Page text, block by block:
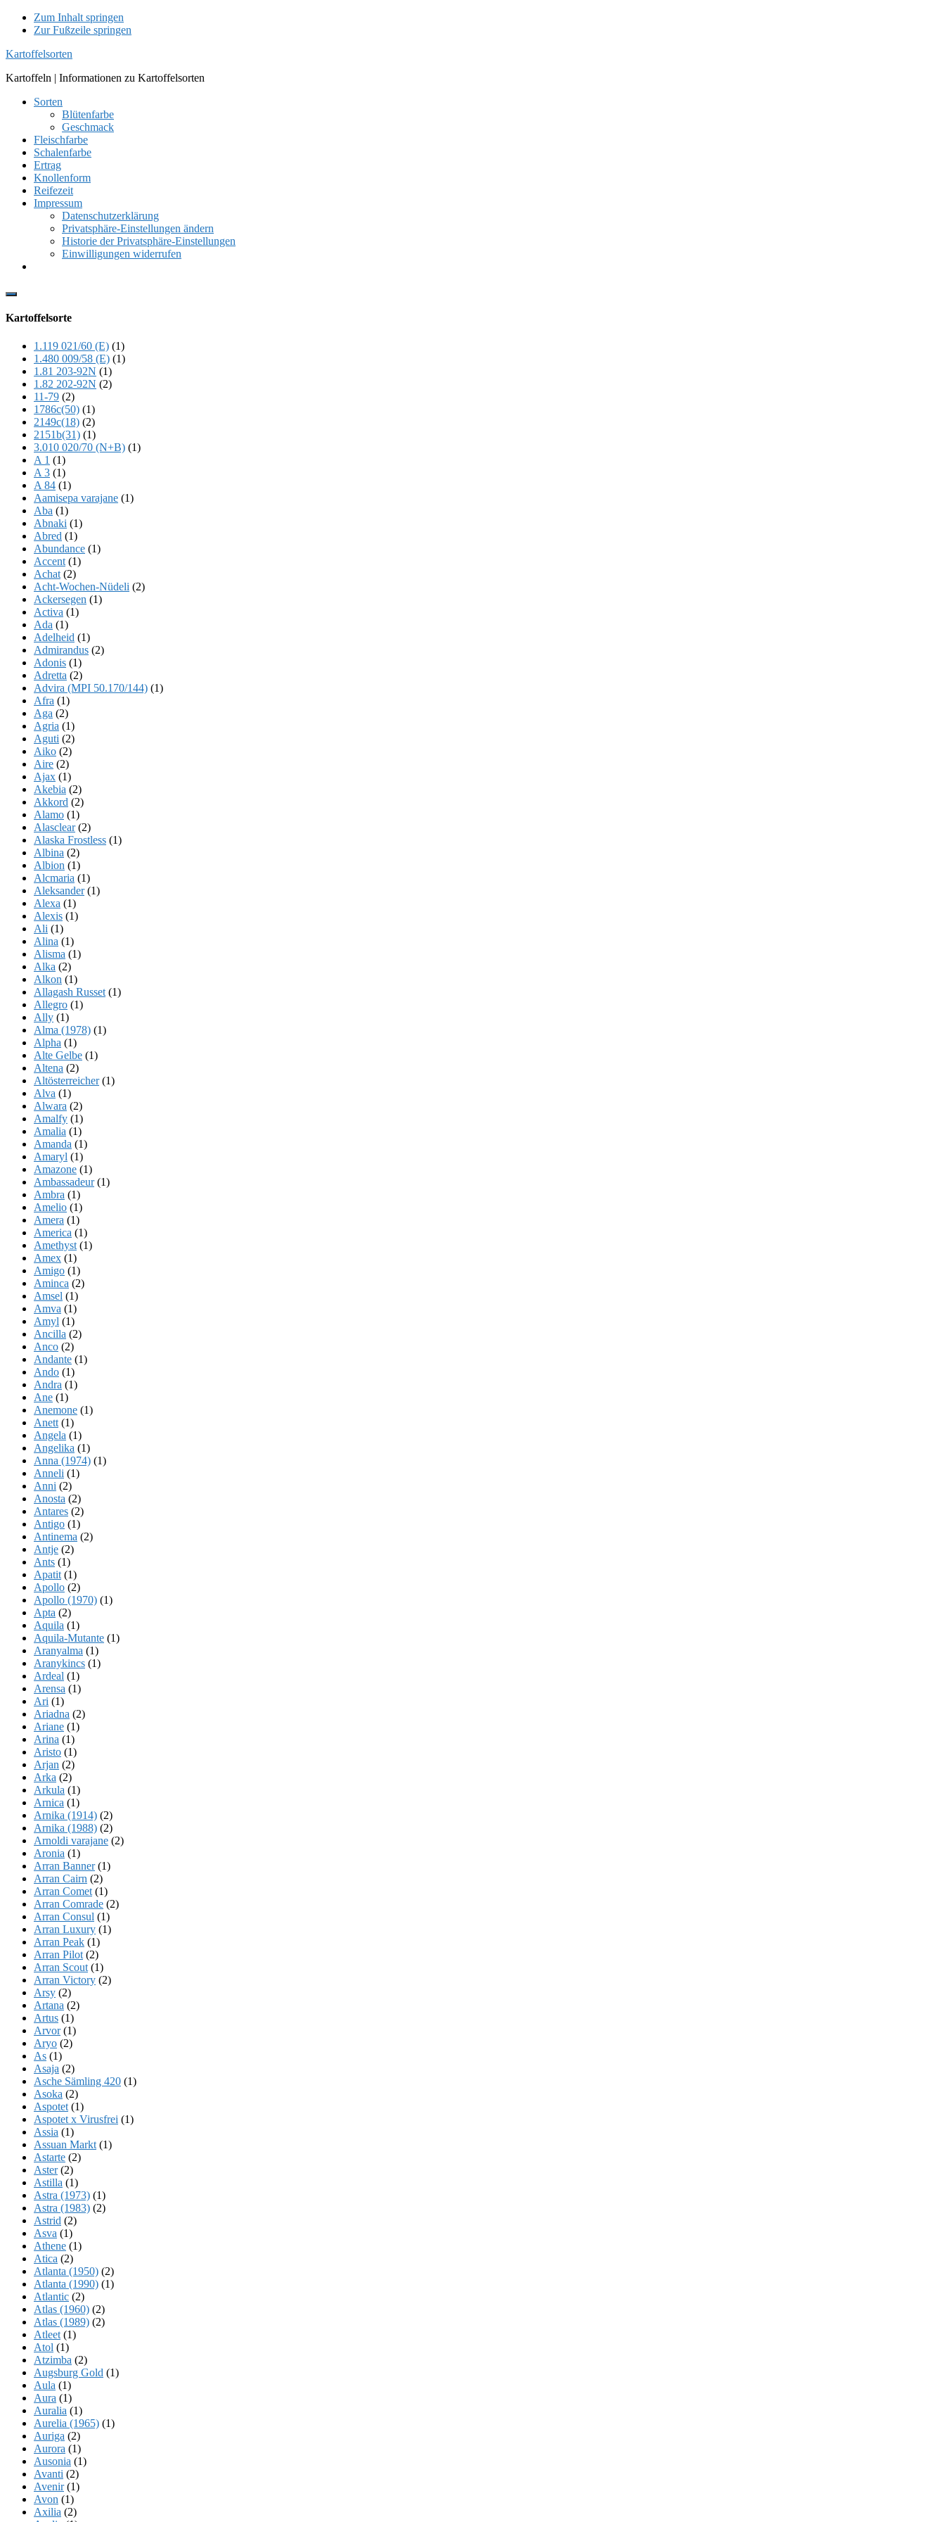
Zum Inhalt springen
Zur Fußzeile springen
Kartoffelsorten
Kartoffeln | Informationen zu Kartoffelsorten
Sorten
Blütenfarbe
Geschmack
Fleischfarbe
Schalenfarbe
Ertrag
Knollenform
Reifezeit
Impressum
Datenschutzerklärung
Privatsphäre-Einstellungen ändern
Historie der Privatsphäre-Einstellungen
Einwilligungen widerrufen
Show
Content
Kartoffelsorte
1.119 021/60 (E) (1)
1.480 009/58 (E) (1)
1.81 203-92N (1)
1.82 202-92N (2)
11-79 (2)
1786c(50) (1)
2149c(18) (2)
2151b(31) (1)
3.010 020/70 (N+B) (1)
A 1 (1)
A 3 (1)
A 84 (1)
Aamisepa varajane (1)
Aba (1)
Abnaki (1)
Abred (1)
Abundance (1)
Accent (1)
Achat (2)
Acht-Wochen-Nüdeli (2)
Ackersegen (1)
Activa (1)
Ada (1)
Adelheid (1)
Admirandus (2)
Adonis (1)
Adretta (2)
Advira (MPI 50.170/144) (1)
Afra (1)
Aga (2)
Agria (1)
Aguti (2)
Aiko (2)
Aire (2)
Ajax (1)
Akebia (2)
Akkord (2)
Alamo (1)
Alasclear(2)
Alaska Frostless (1)
Albina (2)
Albion (1)
Alcmaria (1)
Aleksander(1)
Alexa (1)
Alexis (1)
Ali (1)
Alina (1)
Alisma (1)
Alka (2)
Alkon (1)
Allagash Russet (1)
Allegro (1)
Ally (1)
Alma (1978) (1)
Alpha (1)
Alte Gelbe (1)
Altena (2)
Altösterreicher(1)
Alva (1)
Alwara (2)
Amalfy (1)
Amalia (1)
Amanda (1)
Amaryl (1)
Amazone (1)
Ambassadeur(1)
Ambra (1)
Amelio (1)
Amera (1)
America (1)
Amethyst (1)
Amex (1)
Amigo (1)
Aminca (2)
Amsel (1)
Amva (1)
Amyl (1)
Ancilla (2)
Anco (2)
Andante (1)
Ando (1)
Andra (1)
Ane (1)
Anemone (1)
Anett (1)
Angela (1)
Angelika (1)
Anna (1974) (1)
Anneli (1)
Anni (2)
Anosta (2)
Antares (2)
Antigo (1)
Antinema (2)
Antje (2)
Ants (1)
Apatit (1)
Apollo (2)
Apollo (1970) (1)
Apta (2)
Aquila (1)
Aquila-Mutante (1)
Aranyalma (1)
Aranykincs (1)
Ardeal (1)
Arensa (1)
Ari (1)
Ariadna (2)
Ariane (1)
Arina (1)
Aristo (1)
Arjan (2)
Arka (2)
Arkula (1)
Arnica (1)
Arnika (1914) (2)
Arnika (1988) (2)
Arnoldi varajane (2)
Aronia (1)
Arran Banner(1)
Arran Cairn (2)
Arran Comet (1)
Arran Comrade (2)
Arran Consul (1)
Arran Luxury (1)
Arran Peak (1)
Arran Pilot (2)
Arran Scout (1)
Arran Victory (2)
Arsy (2)
Artana (2)
Artus (1)
Arvor(1)
Aryo (2)
As (1)
Asaja (2)
Asche Sämling 420 (1)
Asoka (2)
Aspotet (1)
Aspotet x Virusfrei (1)
Assia (1)
Assuan Markt (1)
Astarte (2)
Aster(2)
Astilla (1)
Astra (1973) (1)
Astra (1983) (2)
Astrid (2)
Asva (1)
Athene (1)
Atica (2)
Atlanta (1950) (2)
Atlanta (1990) (1)
Atlantic (2)
Atlas (1960) (2)
Atlas (1989) (2)
Atleet (1)
Atol (1)
Atzimba (2)
Augsburg Gold (1)
Aula (1)
Aura (1)
Auralia (1)
Aurelia (1965) (1)
Auriga (2)
Aurora (1)
Ausonia (1)
Avanti (2)
Avenir(1)
Avon (1)
Axilia (2)